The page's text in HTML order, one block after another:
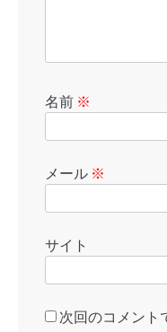
名前 ※
メール ※
サイト
次回のコメント